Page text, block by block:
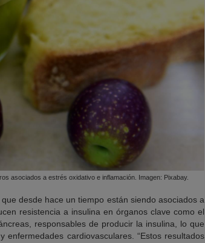
asociados a estrés oxidativo e inflamación. Imagen: Pixabay.
desde hace un tiempo están siendo asociados a
resistencia a insulina en órganos clave como el
responsables de producir la insulina, lo que
cardiovasculares. “Estos resultados